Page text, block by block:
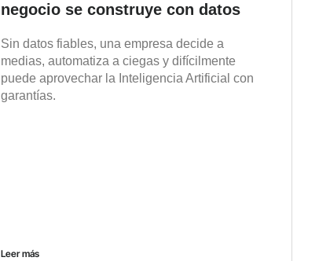
negocio se construye con datos
Sin datos fiables, una empresa decide a
medias, automatiza a ciegas y difícilmente
puede aprovechar la Inteligencia Artificial con
garantías.
Leer más